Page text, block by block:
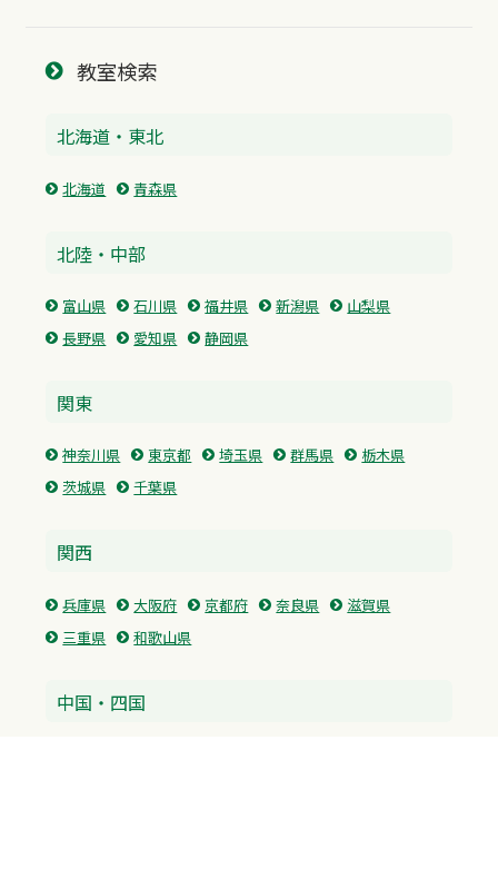
教室検索
北海道・東北
北海道 青森県
北陸・中部
富山県 石川県 福井県 新潟県
山梨県
長野県
愛知県 静岡県
関東
神奈川県 東京都 埼玉県 群馬県
栃木県
茨城県
千葉県
関西
兵庫県 大阪府 京都府 奈良県
滋賀県
三重県
和歌山県
中国・四国